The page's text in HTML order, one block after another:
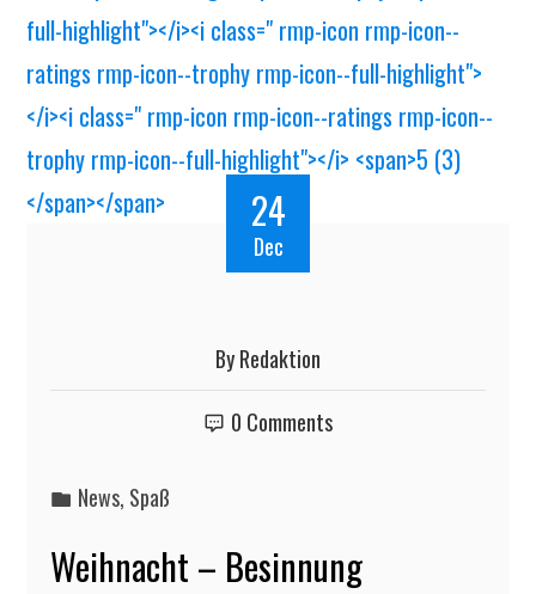
24
Dec
ByRedaktion
0 Comments
News, Spaß
Weihnacht – Besinnung